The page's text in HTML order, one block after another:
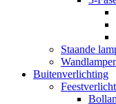
Staande
Buitenverlichting